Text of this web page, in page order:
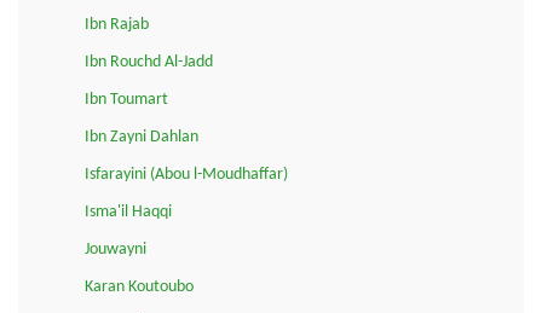
Ibn Rajab
Ibn Rouchd Al-Jadd
Ibn Toumart
Ibn Zayni Dahlan
Isfarayini (Abou l-Moudhaffar)
Isma'il Haqqi
Jouwayni
Karan Koutoubo